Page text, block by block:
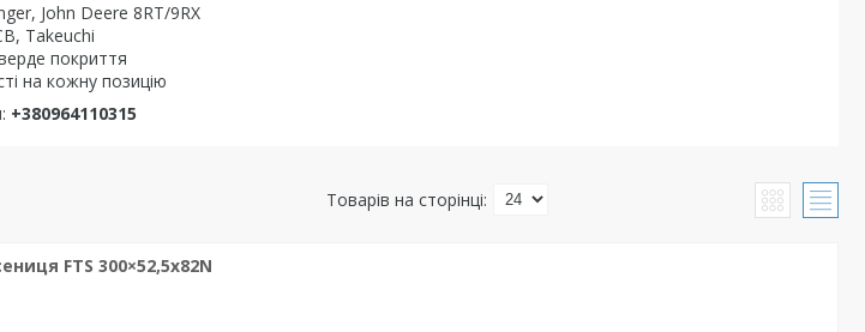
John Deere 8RT/9RX
Takeuchi
покриття
на кожну позицію
+380964110315
FTS 300×52,5x82N